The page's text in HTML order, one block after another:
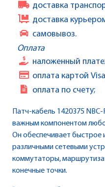
доставка
доставка
самовывоз.
Оплата
наложенный
оплата картой
оплата по счету;
Патч-кабель 1420375
важным компонентом
Он обеспечивает
различными сетевыми
коммутаторы,
конечные точки.